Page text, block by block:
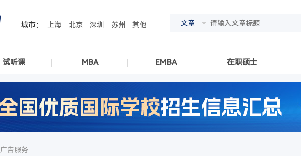
城市： 上海 北京 深圳 苏州 其他 文章
试听课 MBA EMBA 在职硕士
广告服务